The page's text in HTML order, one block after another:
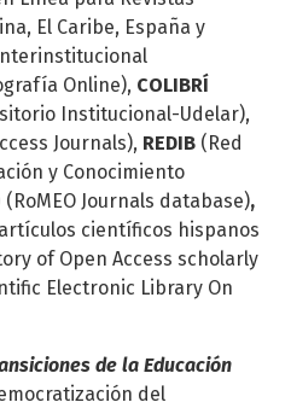
El Caribe, España y
Online), COLIBRÍ
Institucional-Udelar),
Journals), REDIB ( Red
y Conocimiento
(RoMEO Journals database),
científicos hispanos
of Open Access scholarly
Electronic Library On
de la Educación
del